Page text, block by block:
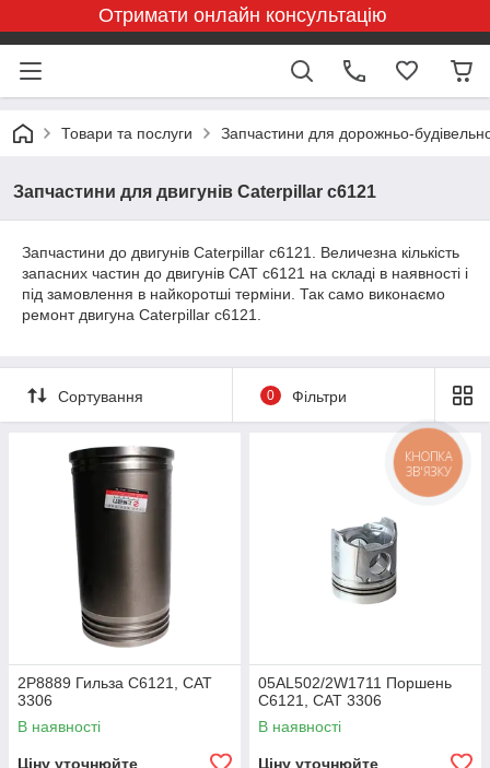
Отримати онлайн консультацію
Товари та послуги Запчастини для дорожньо-
Запчастини для двигунів Caterpillar c6121
Запчастини до двигунів Caterpillar c6121. Величезна кількість
запасних частин до двигунів CAT c6121 на складі в наявності і
під замовлення в найкоротші терміни. Так само виконаємо
ремонт двигуна Caterpillar c6121.
Сортування 0 Фільтри
2P8889 Гильза C6121, CAT
3306
В наявності
Ціну уточнюйте
05AL502/2W1711 Поршень
C6121, CAT 3306
В наявності
Ціну уточнюйте
КНОПКА
ЗВ'ЯЗКУ